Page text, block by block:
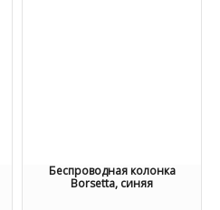
Беспроводная колонка
Borsetta, синяя